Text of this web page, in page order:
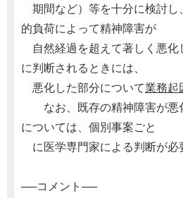
期間など）等を十分に検討し
的負荷によって精神障害が
自然経過を超えて著しく悪化
に判断されるときには、
悪化した部分について業務起
なお、既存の精神障害が悪
については、個別事案ごと
に医学専門家による判断が必
──コメント──